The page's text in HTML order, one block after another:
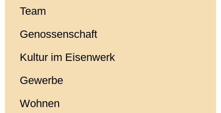
Team
Genossenschaft
Kultur im Eisenwerk
Gewerbe
Wohnen